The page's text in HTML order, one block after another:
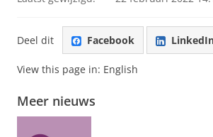
Deel dit Facebook
View this page in: English
Meer nieuws